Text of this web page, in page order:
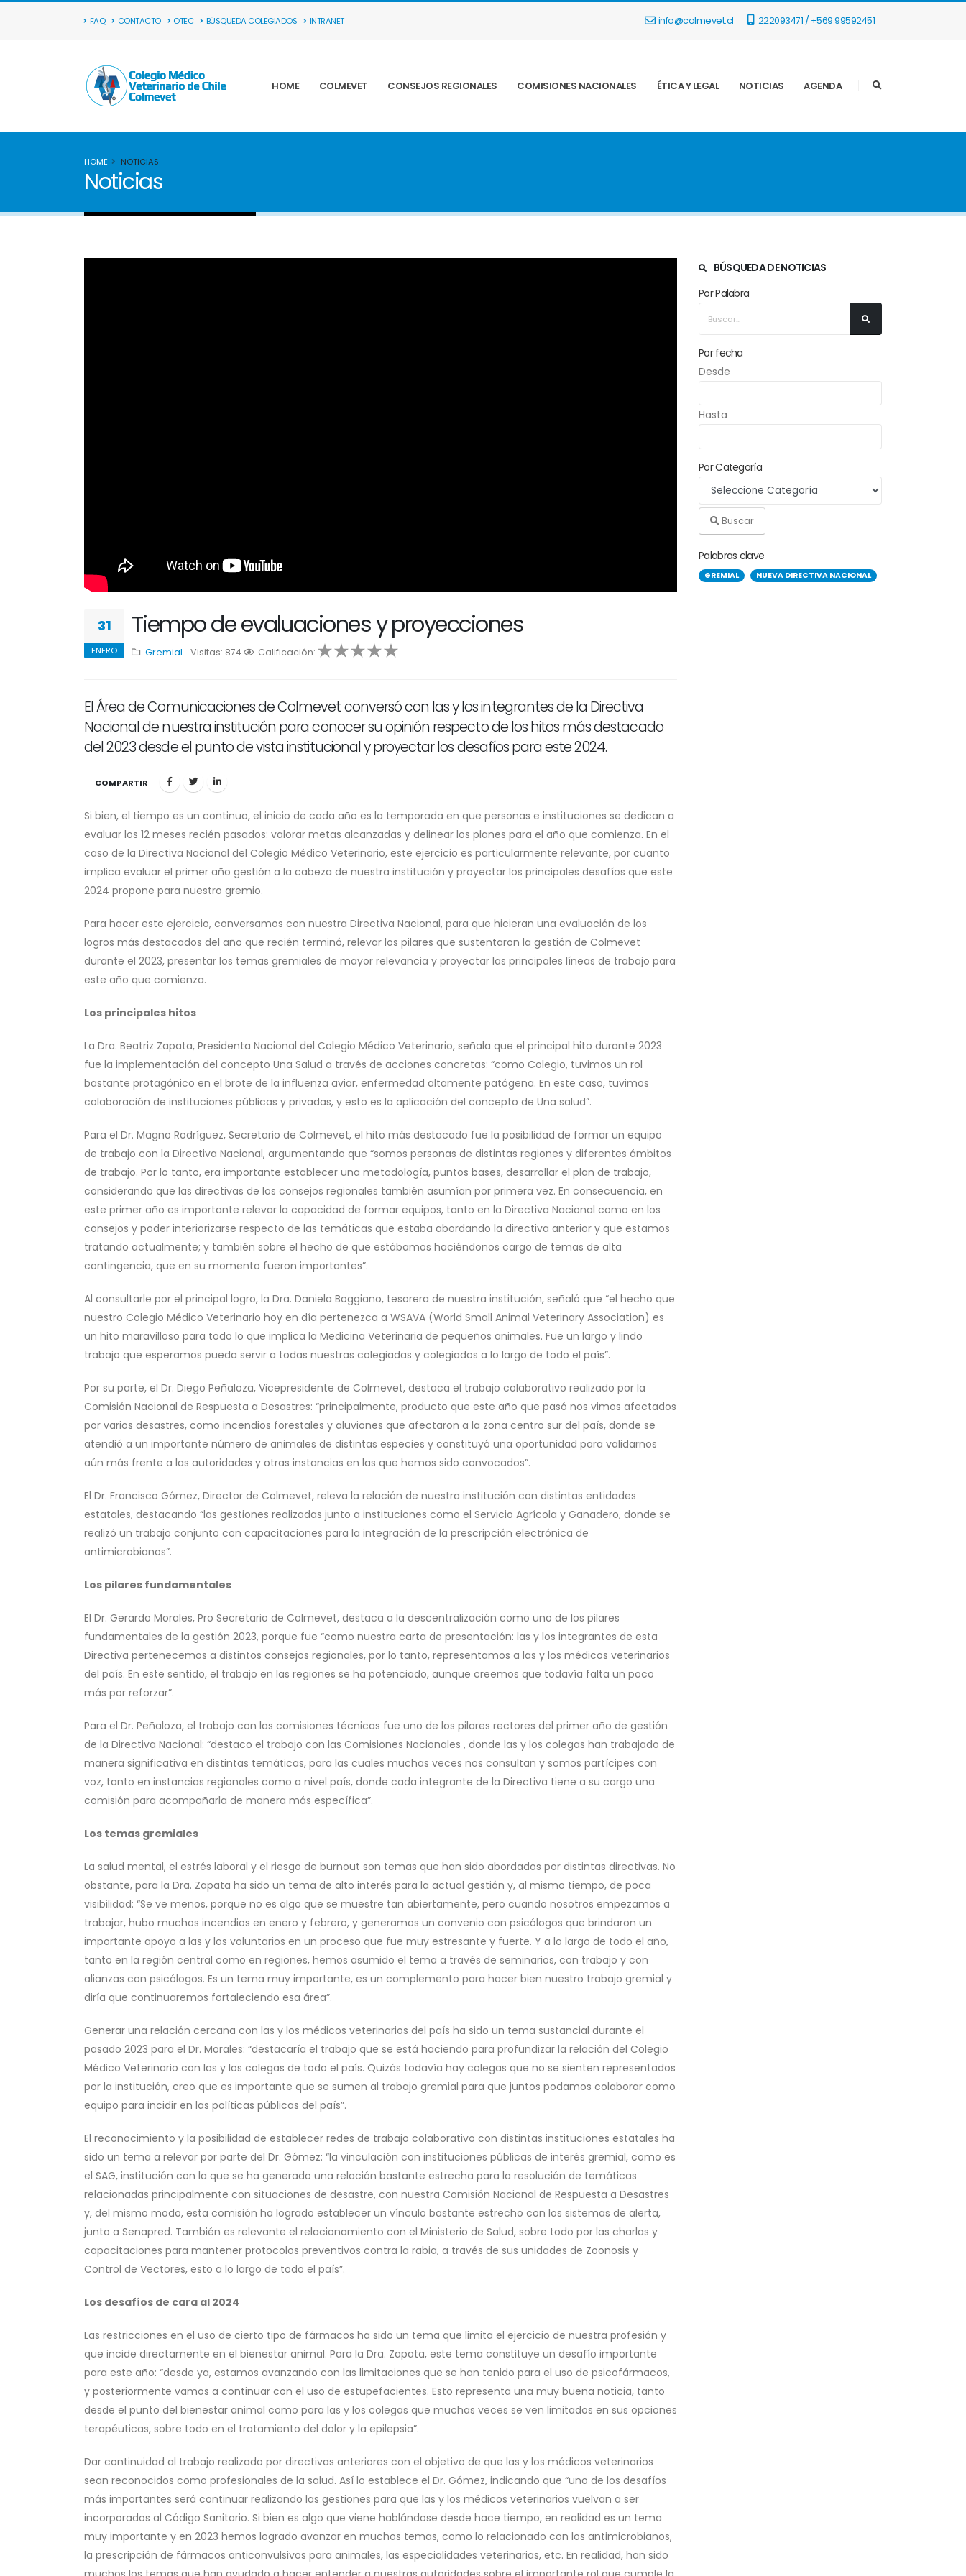
FAQ CONTACTO OTEC BÚSQUEDA COLEGIADOS INTRANET info@colmevet.cl 222093471 / +569 99592451
HOME COLMEVET CONSEJOS REGIONALES COMISIONES NACIONALES ÉTICA Y LEGAL NOTICIAS AGENDA
HOME NOTICIAS
Noticias
BÚSQUEDA DE NOTICIAS
Por Palabra
Por fecha
Desde
Hasta
Por Categoría
Buscar
Palabras clave
GREMIAL NUEVA DIRECTIVA NACIONAL
31
ENERO
Tiempo de evaluaciones y proyecciones
Gremial Visitas: 874 Calificación:
1 2 3 4 5
El Área de Comunicaciones de Colmevet conversó con las y los integrantes de la Directiva
Nacional de nuestra institución para conocer su opinión respecto de los hitos más destacado
del 2023 desde el punto de vista institucional y proyectar los desafíos para este 2024.
COMPARTIR
Si bien, el tiempo es un continuo, el inicio de cada año es la temporada en que personas e instituciones se dedican a
evaluar los 12 meses recién pasados: valorar metas alcanzadas y delinear los planes para el año que comienza. En el
caso de la Directiva Nacional del Colegio Médico Veterinario, este ejercicio es particularmente relevante, por cuanto
implica evaluar el primer año gestión a la cabeza de nuestra institución y proyectar los principales desafíos que este
2024 propone para nuestro gremio.
Para hacer este ejercicio, conversamos con nuestra Directiva Nacional, para que hicieran una evaluación de los
logros más destacados del año que recién terminó, relevar los pilares que sustentaron la gestión de Colmevet
durante el 2023, presentar los temas gremiales de mayor relevancia y proyectar las principales líneas de trabajo para
este año que comienza.
Los principales hitos
La Dra. Beatriz Zapata, Presidenta Nacional del Colegio Médico Veterinario, señala que el principal hito durante 2023
fue la implementación del concepto Una Salud a través de acciones concretas: “como Colegio, tuvimos un rol
bastante protagónico en el brote de la influenza aviar, enfermedad altamente patógena. En este caso, tuvimos
colaboración de instituciones públicas y privadas, y esto es la aplicación del concepto de Una salud”.
Para el Dr. Magno Rodríguez, Secretario de Colmevet, el hito más destacado fue la posibilidad de formar un equipo
de trabajo con la Directiva Nacional, argumentando que “somos personas de distintas regiones y diferentes ámbitos
de trabajo. Por lo tanto, era importante establecer una metodología, puntos bases, desarrollar el plan de trabajo,
considerando que las directivas de los consejos regionales también asumían por primera vez. En consecuencia, en
este primer año es importante relevar la capacidad de formar equipos, tanto en la Directiva Nacional como en los
consejos y poder interiorizarse respecto de las temáticas que estaba abordando la directiva anterior y que estamos
tratando actualmente; y también sobre el hecho de que estábamos haciéndonos cargo de temas de alta
contingencia, que en su momento fueron importantes”.
Al consultarle por el principal logro, la Dra. Daniela Boggiano, tesorera de nuestra institución, señaló que “el hecho que
nuestro Colegio Médico Veterinario hoy en día pertenezca a WSAVA (World Small Animal Veterinary Association) es
un hito maravilloso para todo lo que implica la Medicina Veterinaria de pequeños animales. Fue un largo y lindo
trabajo que esperamos pueda servir a todas nuestras colegiadas y colegiados a lo largo de todo el país”.
Por su parte, el Dr. Diego Peñaloza, Vicepresidente de Colmevet, destaca el trabajo colaborativo realizado por la
Comisión Nacional de Respuesta a Desastres: “principalmente, producto que este año que pasó nos vimos afectados
por varios desastres, como incendios forestales y aluviones que afectaron a la zona centro sur del país, donde se
atendió a un importante número de animales de distintas especies y constituyó una oportunidad para validarnos
aún más frente a las autoridades y otras instancias en las que hemos sido convocados”.
El Dr. Francisco Gómez, Director de Colmevet, releva la relación de nuestra institución con distintas entidades
estatales, destacando “las gestiones realizadas junto a instituciones como el Servicio Agrícola y Ganadero, donde se
realizó un trabajo conjunto con capacitaciones para la integración de la prescripción electrónica de
antimicrobianos”.
Los pilares fundamentales
El Dr. Gerardo Morales, Pro Secretario de Colmevet, destaca a la descentralización como uno de los pilares
fundamentales de la gestión 2023, porque fue “como nuestra carta de presentación: las y los integrantes de esta
Directiva pertenecemos a distintos consejos regionales, por lo tanto, representamos a las y los médicos veterinarios
del país. En este sentido, el trabajo en las regiones se ha potenciado, aunque creemos que todavía falta un poco
más por reforzar”.
Para el Dr. Peñaloza, el trabajo con las comisiones técnicas fue uno de los pilares rectores del primer año de gestión
de la Directiva Nacional: “destaco el trabajo con las Comisiones Nacionales , donde las y los colegas han trabajado de
manera significativa en distintas temáticas, para las cuales muchas veces nos consultan y somos partícipes con
voz, tanto en instancias regionales como a nivel país, donde cada integrante de la Directiva tiene a su cargo una
comisión para acompañarla de manera más específica”.
Los temas gremiales
La salud mental, el estrés laboral y el riesgo de burnout son temas que han sido abordados por distintas directivas. No
obstante, para la Dra. Zapata ha sido un tema de alto interés para la actual gestión y, al mismo tiempo, de poca
visibilidad: “Se ve menos, porque no es algo que se muestre tan abiertamente, pero cuando nosotros empezamos a
trabajar, hubo muchos incendios en enero y febrero, y generamos un convenio con psicólogos que brindaron un
importante apoyo a las y los voluntarios en un proceso que fue muy estresante y fuerte. Y a lo largo de todo el año,
tanto en la región central como en regiones, hemos asumido el tema a través de seminarios, con trabajo y con
alianzas con psicólogos. Es un tema muy importante, es un complemento para hacer bien nuestro trabajo gremial y
diría que continuaremos fortaleciendo esa área”.
Generar una relación cercana con las y los médicos veterinarios del país ha sido un tema sustancial durante el
pasado 2023 para el Dr. Morales: “destacaría el trabajo que se está haciendo para profundizar la relación del Colegio
Médico Veterinario con las y los colegas de todo el país. Quizás todavía hay colegas que no se sienten representados
por la institución, creo que es importante que se sumen al trabajo gremial para que juntos podamos colaborar como
equipo para incidir en las políticas públicas del país”.
El reconocimiento y la posibilidad de establecer redes de trabajo colaborativo con distintas instituciones estatales ha
sido un tema a relevar por parte del Dr. Gómez: “la vinculación con instituciones públicas de interés gremial, como es
el SAG, institución con la que se ha generado una relación bastante estrecha para la resolución de temáticas
relacionadas principalmente con situaciones de desastre, con nuestra Comisión Nacional de Respuesta a Desastres
y, del mismo modo, esta comisión ha logrado establecer un vínculo bastante estrecho con los sistemas de alerta,
junto a Senapred. También es relevante el relacionamiento con el Ministerio de Salud, sobre todo por las charlas y
capacitaciones para mantener protocolos preventivos contra la rabia, a través de sus unidades de Zoonosis y
Control de Vectores, esto a lo largo de todo el país”.
Los desafíos de cara al 2024
Las restricciones en el uso de cierto tipo de fármacos ha sido un tema que limita el ejercicio de nuestra profesión y
que incide directamente en el bienestar animal. Para la Dra. Zapata, este tema constituye un desafío importante
para este año: “desde ya, estamos avanzando con las limitaciones que se han tenido para el uso de psicofármacos,
y posteriormente vamos a continuar con el uso de estupefacientes. Esto representa una muy buena noticia, tanto
desde el punto del bienestar animal como para las y los colegas que muchas veces se ven limitados en sus opciones
terapéuticas, sobre todo en el tratamiento del dolor y la epilepsia”.
Dar continuidad al trabajo realizado por directivas anteriores con el objetivo de que las y los médicos veterinarios
sean reconocidos como profesionales de la salud. Así lo establece el Dr. Gómez, indicando que “uno de los desafíos
más importantes será continuar realizando las gestiones para que las y los médicos veterinarios vuelvan a ser
incorporados al Código Sanitario. Si bien es algo que viene hablándose desde hace tiempo, en realidad es un tema
muy importante y en 2023 hemos logrado avanzar en muchos temas, como lo relacionado con los antimicrobianos,
la prescripción de fármacos anticonvulsivos para animales, las especialidades veterinarias, etc. En realidad, han sido